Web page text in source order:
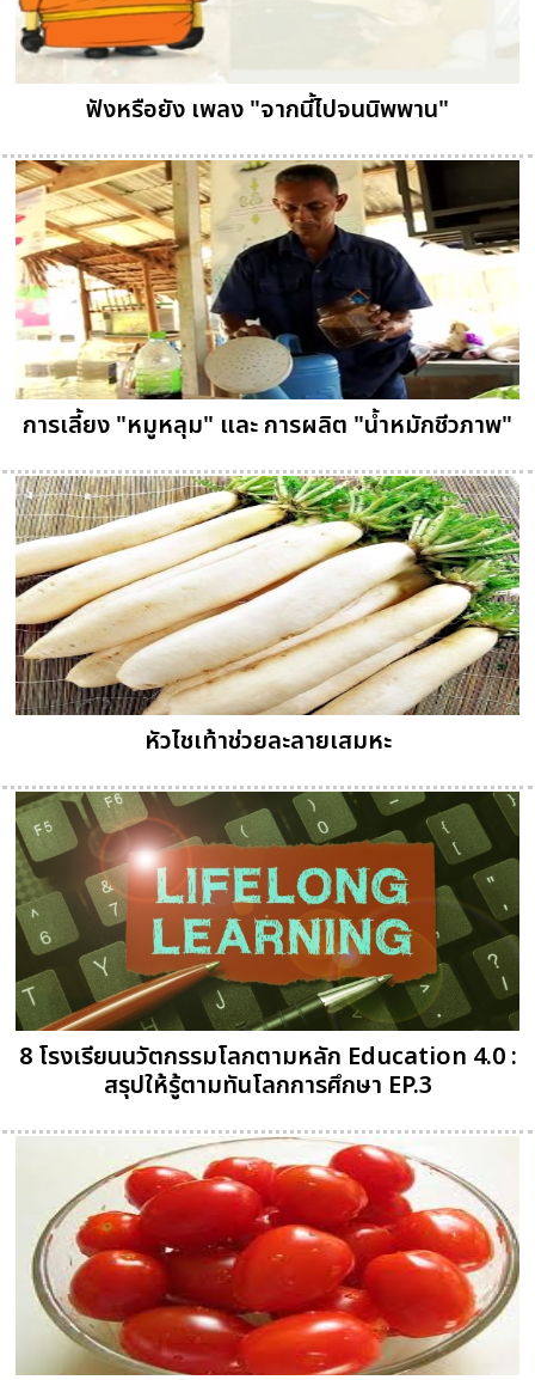
ฟังหรือยัง เพลง "จากนี้ไปจนนิพพาน"
การเลี้ยง "หมูหลุม" และ การผลิต "น้ำหมักชีวภาพ"
หัวไชเท้าช่วยละลายเสมหะ
8 โรงเรียนนวัตกรรมโลกตามหลัก Education 4.0 :
สรุปให้รู้ตามทันโลกการศึกษา EP.3